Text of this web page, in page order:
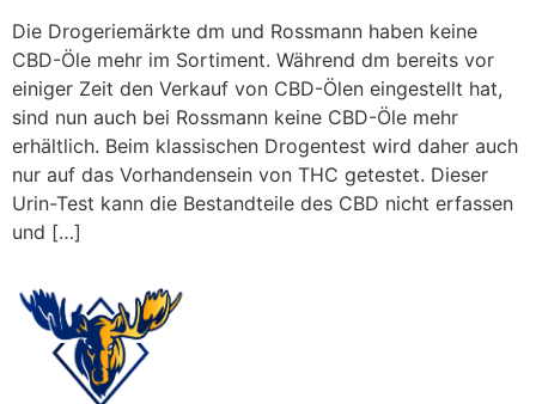
Die Drogeriemärkte dm und Rossmann haben keine
CBD-Öle mehr im Sortiment. Während dm bereits vor
einiger Zeit den Verkauf von CBD-Ölen eingestellt hat,
sind nun auch bei Rossmann keine CBD-Öle mehr
erhältlich. Beim klassischen Drogentest wird daher auch
nur auf das Vorhandensein von THC getestet. Dieser
Urin-Test kann die Bestandteile des CBD nicht erfassen
und […]